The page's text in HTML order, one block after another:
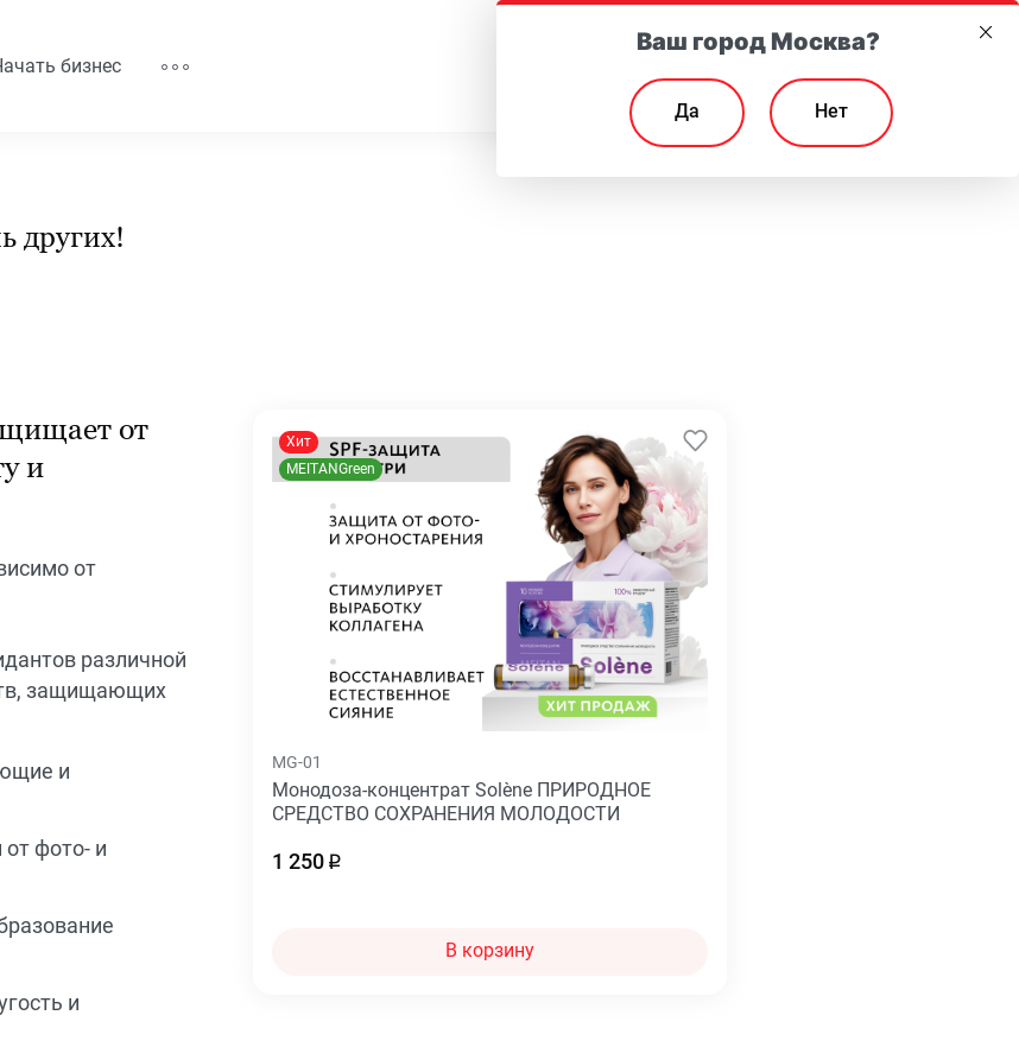
бизнес
других!
от
и
от
различной
защищающих
и
фото- и
и
Хит
MEITANGreen
MG-01
Монодоза-концентрат Solène ПРИРОДНОЕ
СРЕДСТВО СОХРАНЕНИЯ МОЛОДОСТИ
1 250
В корзину
Ваш город Москва?
Да Нет